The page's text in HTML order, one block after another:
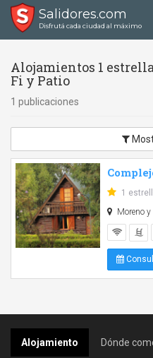
Salidores.com
Disfrutá cada ciudad al máximo
Alojamientos 1
Fi y Patio
1 publicaciones
1
Moreno
Alojamiento Dónde